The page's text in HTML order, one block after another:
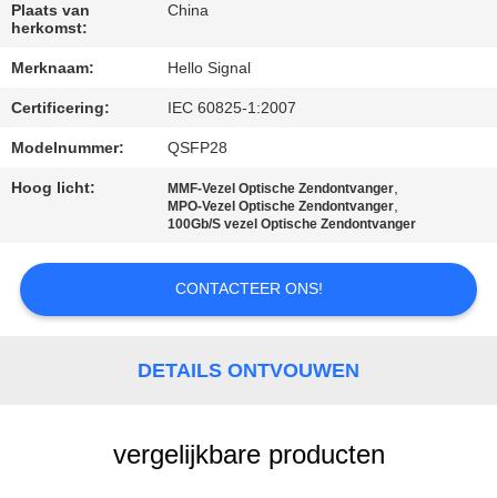
Plaats van
herkomst:
China
Merknaam: Hello Signal
Certificering: IEC 60825-1:2007
Modelnummer: QSFP28
Hoog licht: MMF-Vezel Optische Zendontvanger,
MPO-Vezel Optische Zendontvanger,
100Gb/S vezel Optische Zendontvanger
CONTACTEER ONS!
DETAILS ONTVOUWEN
vergelijkbare producten